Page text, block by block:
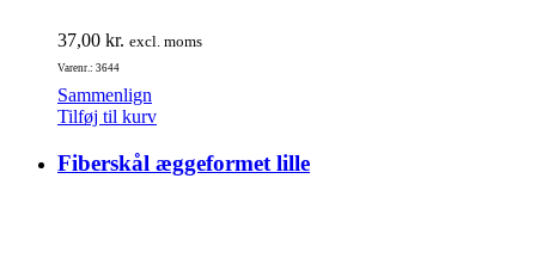
37,00 kr. excl. moms
Varenr.: 3644
Sammenlign
Tilføj til kurv
Fiberskål æggeformet lille